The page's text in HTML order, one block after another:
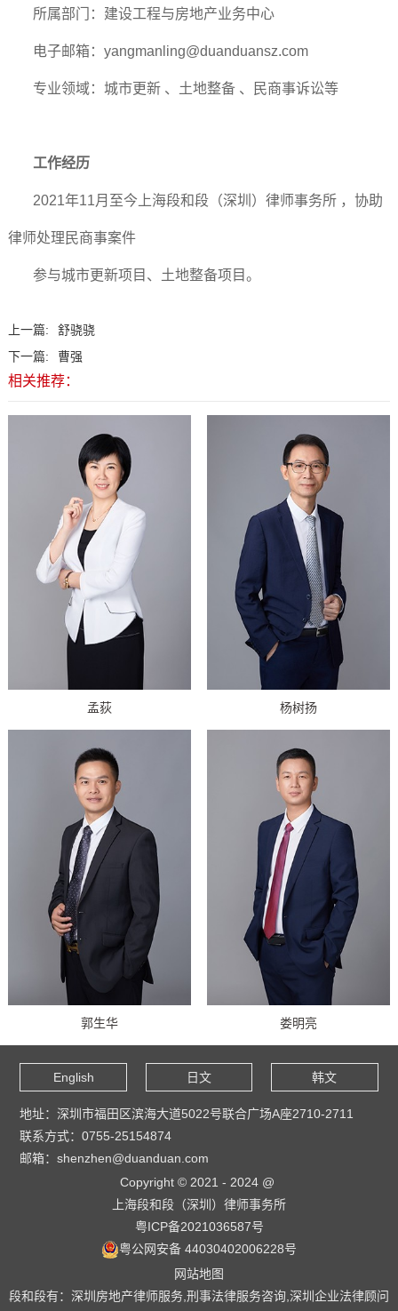
所属部门：建设工程与房地产业务中心
电子邮箱：yangmanling@duanduansz.com
专业领域：城市更新 、土地整备 、民商事诉讼等
工作经历
2021年11月至今上海段和段（深圳）律师事务所 ，协助
律师处理民商事案件
参与城市更新项目、土地整备项目。
上一篇:
舒骁骁
下一篇:
曹强
相关推荐：
孟荻 杨树扬
郭生华 娄明亮
English 日文 韩文
地址：深圳市福田区滨海大道5022号联合广场A座2710-2711
联系方式：0755-25154874
邮箱：shenzhen@duanduan.com
Copyright © 2021 - 2024 @
上海段和段（深圳）律师事务所
粤ICP备2021036587号
粤公网安备 44030402006228号
网站地图
段和段有：深圳房地产律师服务,刑事法律服务咨询,深圳企业法律顾问